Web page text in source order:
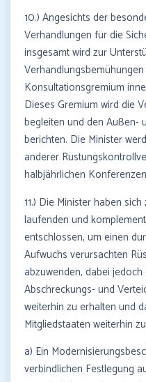
10.) Angesichts der
Verhandlungen für die
insgesamt wird zur
Konsultationsgremium
Dieses Gremium wird die
begleiten und den Außen-
berichten. Die Minister
anderer
halbjährlichen
11.) Die Minister haben
laufenden und
entschlossen, um einen
Aufwuchs verursachten
abzuwenden, dabei
Abschreckungs- und
weiterhin zu erhalten und
Mitgliedstaaten weiterhin
a) Ein
verbindlichen Festlegung